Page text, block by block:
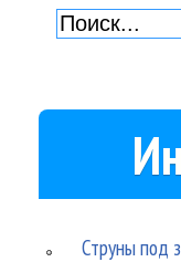
Струны под